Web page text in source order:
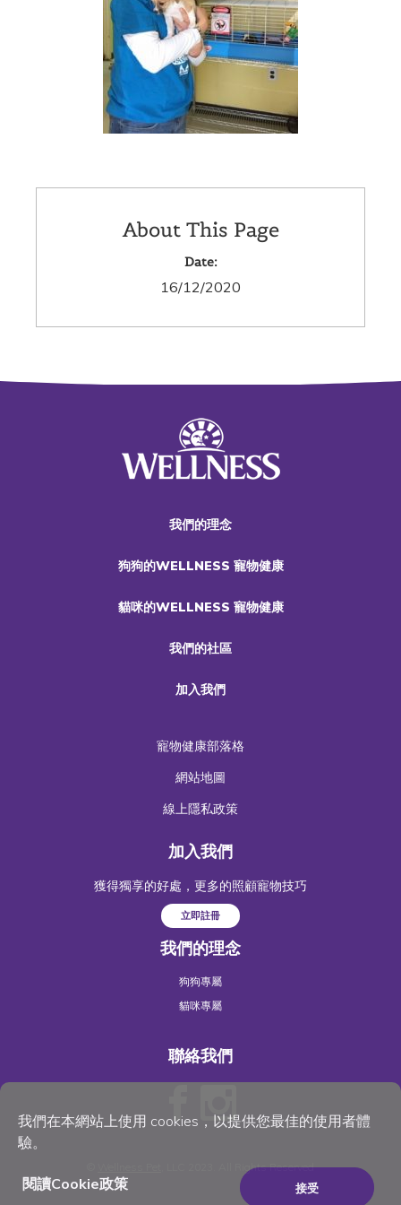
我們在本網站上使用 cookies，以提供您最佳的使用者體
驗。
閱讀Cookie政策 接受
About This Page
Date:
16/12/2020
我們的理念
狗狗的WELLNESS 寵物健康
貓咪的WELLNESS 寵物健康
我們的社區
加入我們
寵物健康部落格
網站地圖
線上隱私政策
加入我們
獲得獨享的好處，更多的照顧寵物技巧
立即註冊
我們的理念
狗狗專屬
貓咪專屬
聯絡我們
, LLC 2023. All Rights Reserved